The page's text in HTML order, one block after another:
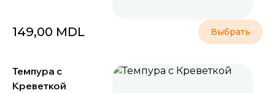
149,00 MDL Выбрать
Темпура с
Креветкой